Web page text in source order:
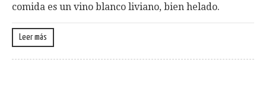
comida es un vino blanco liviano, bien helado.
Leer más